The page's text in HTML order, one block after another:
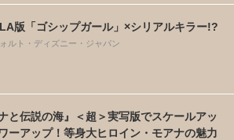
版「ゴシップガール」×シリアルキラー!?
ルト・ディズニー・ジャパン
ナと伝説の海』＜超＞実写版でスケールアッ
ーアップ！等身大ヒロイン・モアナの魅力